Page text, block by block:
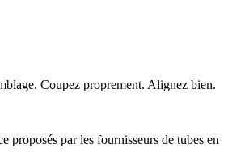
Coupez proprement. Alignez bien.
proposés par les fournisseurs de tubes en